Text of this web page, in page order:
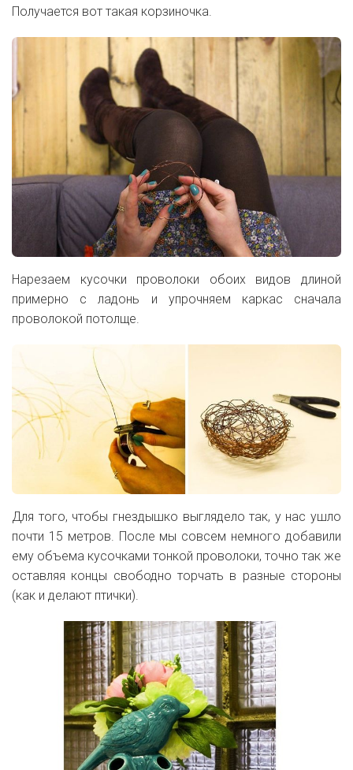
Получается вот такая корзиночка.
Нарезаем кусочки проволоки обоих видов длиной
примерно с ладонь и упрочняем каркас сначала
проволокой потолще.
Для того, чтобы гнездышко выглядело так, у нас ушло
почти 15 метров. После мы совсем немного добавили
ему объема кусочками тонкой проволоки, точно так же
оставляя концы свободно торчать в разные стороны
(как и делают птички).